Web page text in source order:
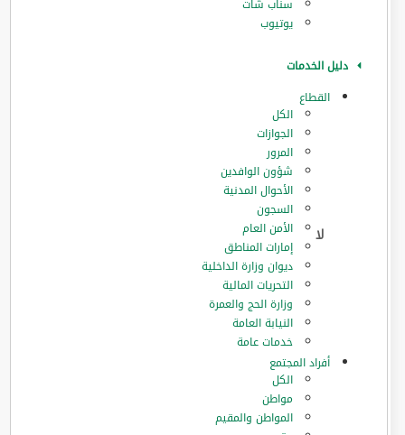
سناب شات
يوتيوب
دليل الخدمات
القطاع
الكل
الجوازات
المرور
‏شؤون الوافدين
الأحوال المدنية
السجون
الأمن العام
إمارات المناطق
ديوان وزارة الداخلية
التحريات المالية
وزارة الحج والعمرة
النيابة العامة
خدمات عامة
أفراد المجتمع
الكل
مواطن
المواطن والمقيم